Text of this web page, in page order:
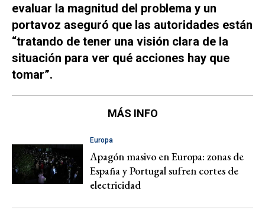
evaluar la magnitud del problema y un
portavoz aseguró que las autoridades están
“tratando de tener una visión clara de la
situación para ver qué acciones hay que
tomar”.
MÁS INFO
Europa
Apagón masivo en Europa: zonas de
España y Portugal sufren cortes de
electricidad